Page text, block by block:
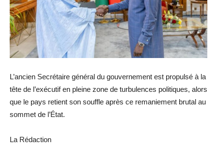
L’ancien Secrétaire général du gouvernement est propulsé à la
tête de l’exécutif en pleine zone de turbulences politiques, alors
que le pays retient son souffle après ce remaniement brutal au
sommet de l’État.
La Rédaction